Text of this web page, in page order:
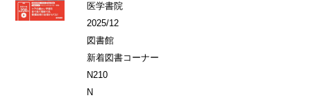
医学書院
2025/12
図書館
新着図書コーナー
N210
N